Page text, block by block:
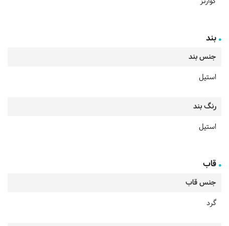
بند
جنس بند
استیل
رنگ بند
استیل
قاب
جنس قاب
گرد